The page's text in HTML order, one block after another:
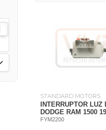
STANDARD MOTORS
INTERRUPTOR LUZ
DODGE RAM 1500
FYM2200